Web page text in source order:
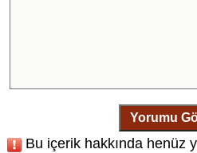
Yorumu
Bu içerik hakkında henüz